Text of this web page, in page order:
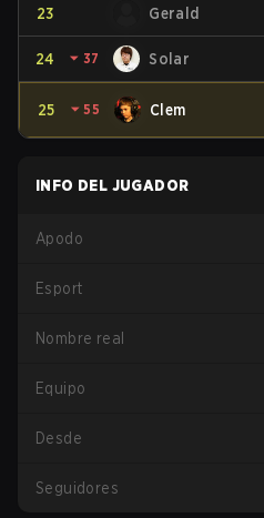
23 Gerald
24 ⏷ 37 Solar
25 ⏷ 55 Clem
INFO DEL JUGADOR
Apodo
Esport
Nombre real
Equipo
Desde
Seguidores